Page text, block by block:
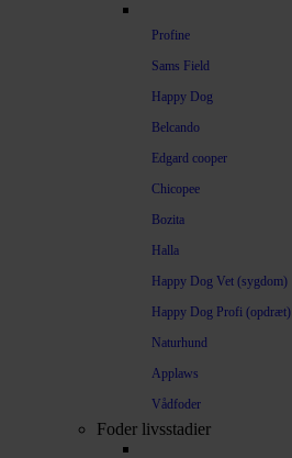
Profine
Sams Field
Happy Dog
Belcando
Edgard cooper
Chicopee
Bozita
Halla
Happy Dog Vet (sygdom)
Happy Dog Profi (opdræt)
Naturhund
Applaws
Vådfoder
Foder livsstadier